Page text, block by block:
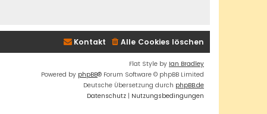
Alle Cookies löschen
Kontakt
Flat Style by Ian Bradley
Powered by phpBB® Forum Software © phpBB Limited
Deutsche Übersetzung durch phpBB.de
Datenschutz | Nutzungsbedingungen